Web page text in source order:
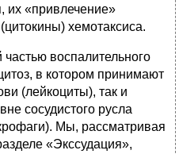
их «привлечение»
хемотаксиса.
воспалительного
в котором принимают
(лейкоциты), так и
сосудистого русла
Мы, рассматривая
«Экссудация»,